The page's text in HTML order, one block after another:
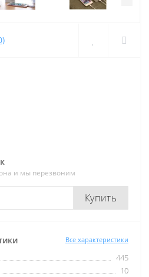
и мы перезвоним
Купить
Все характеристики
445
10